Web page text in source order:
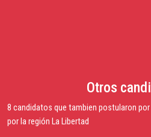
Otros
8 candidatos que tambien postularon
por la región La Libertad